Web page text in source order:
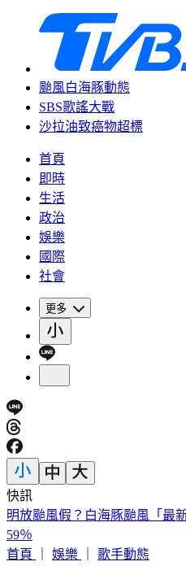
颱風白海豚動態
SBS歌謠大戰
沙拉油致癌物超標
首頁
即時
生活
政治
娛樂
國際
社會
更多
快訊
快訊／「蝴蝶姐姐」愷樂生了
首頁